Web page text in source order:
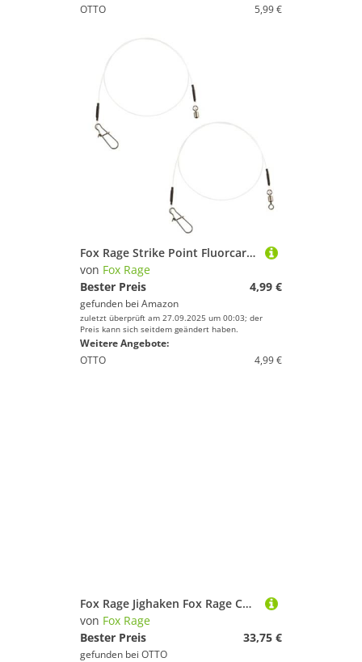
OTTO
5,99 €
Fox Rage Strike Point Fluorcarbon Leader 40cm - 2 Vorfächer, Durchmesser:0.90mm
von Fox Rage
Bester Preis
4,99 €
gefunden bei Amazon
zuletzt überprüft am 27.09.2025 um 00:03; der
Preis kann sich seitdem geändert haben.
Weitere Angebote:
OTTO
4,99 €
Fox Rage Jighaken Fox Rage Corkscrew Bullet Jig Heads Bulk - 25 Schraubköpfe
von Fox Rage
Bester Preis
33,75 €
gefunden bei OTTO